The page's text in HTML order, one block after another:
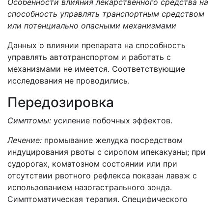
Особенности влияния лекарственного средства на
способность управлять транспортным средством
или потенциально опасными механизмами
Данных о влиянии препарата на способность
управлять автотранспортом и работать с
механизмами не имеется. Соответствующие
исследования не проводились.
Передозировка
Симптомы: усиление побочных эффектов.
Лечение: промывание желудка посредством
индуцирования рвоты с сиропом ипекакуаны; при
судорогах, коматозном состоянии или при
отсутствии рвотного рефлекса показан лаваж с
использованием назогастрального зонда.
Симптоматическая терапия. Специфического